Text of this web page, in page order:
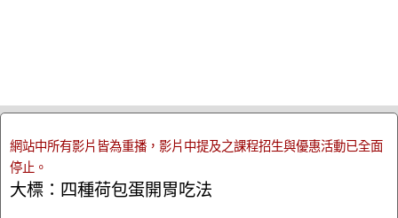
網站中所有影片皆為重播，影片中提及之課程招生與優惠活動已全面
停止。
大標：四種荷包蛋開胃吃法